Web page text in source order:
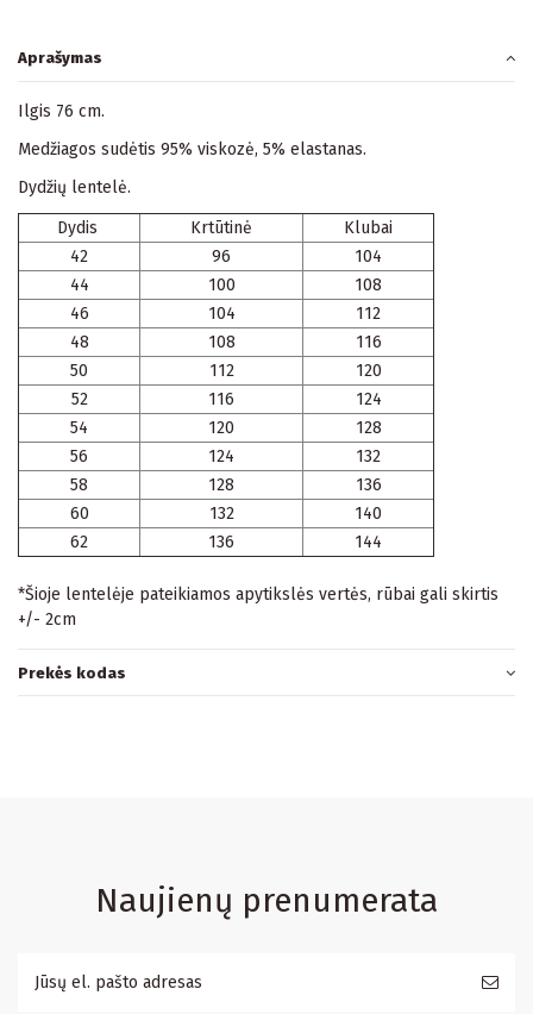
Aprašymas
Ilgis 76 cm.
Medžiagos sudėtis 95% viskozė, 5% elastanas.
Dydžių lentelė.
Dydis Krtūtinė
Klubai
42
96
104
44
100
108
46
104
112
48
108
116
50
112
120
52
116
124
54
120
128
56
124
132
58
128
136
60
132
140
62
136 144
*Šioje lentelėje pateikiamos apytikslės vertės, rūbai gali skirtis
+/- 2cm
Prekės kodas
Naujienų prenumerata